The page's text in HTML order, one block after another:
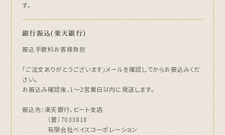
す。
銀行振込(楽天銀行)
振込手数料お客様負担
「ご注文ありがとうございます」メールを確認してからお振込みくだ
さい。
お振込み確認後、1～2営業日以内に発送します。
振込先：楽天銀行、ビート支店
（普）7033818
有限会社ベイスコーポレーション